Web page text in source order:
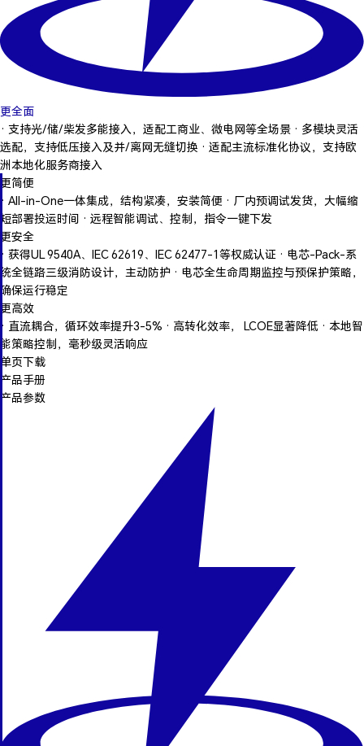
更全面
· 支持光/储/柴发多能接入，适配工商业、微电网等全场景 · 多模块灵活
选配，支持低压接入及并/离网无缝切换 · 适配主流标准化协议，支持欧
洲本地化服务商接入
更简便
· All-in-One一体集成，结构紧凑，安装简便 · 厂内预调试发货，大幅缩
短部署投运时间 · 远程智能调试、控制，指令一键下发
更安全
· 获得UL 9540A、IEC 62619、IEC 62477-1等权威认证 · 电芯-Pack-系
统全链路三级消防设计，主动防护 · 电芯全生命周期监控与预保护策略，
确保运行稳定
更高效
· 直流耦合，循环效率提升3-5% · 高转化效率， LCOE显著降低 · 本地智
能策略控制，毫秒级灵活响应
单页下载
产品手册
产品参数